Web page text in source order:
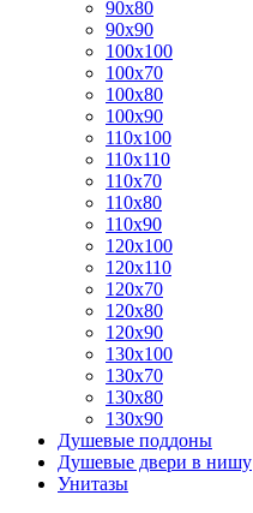
90x80
90x90
100x100
100x70
100x80
100x90
110x100
110x110
110x70
110x80
110x90
120x100
120x110
120x70
120x80
120x90
130x100
130x70
130x80
130x90
Душевые поддоны
Душевые двери в нишу
Унитазы